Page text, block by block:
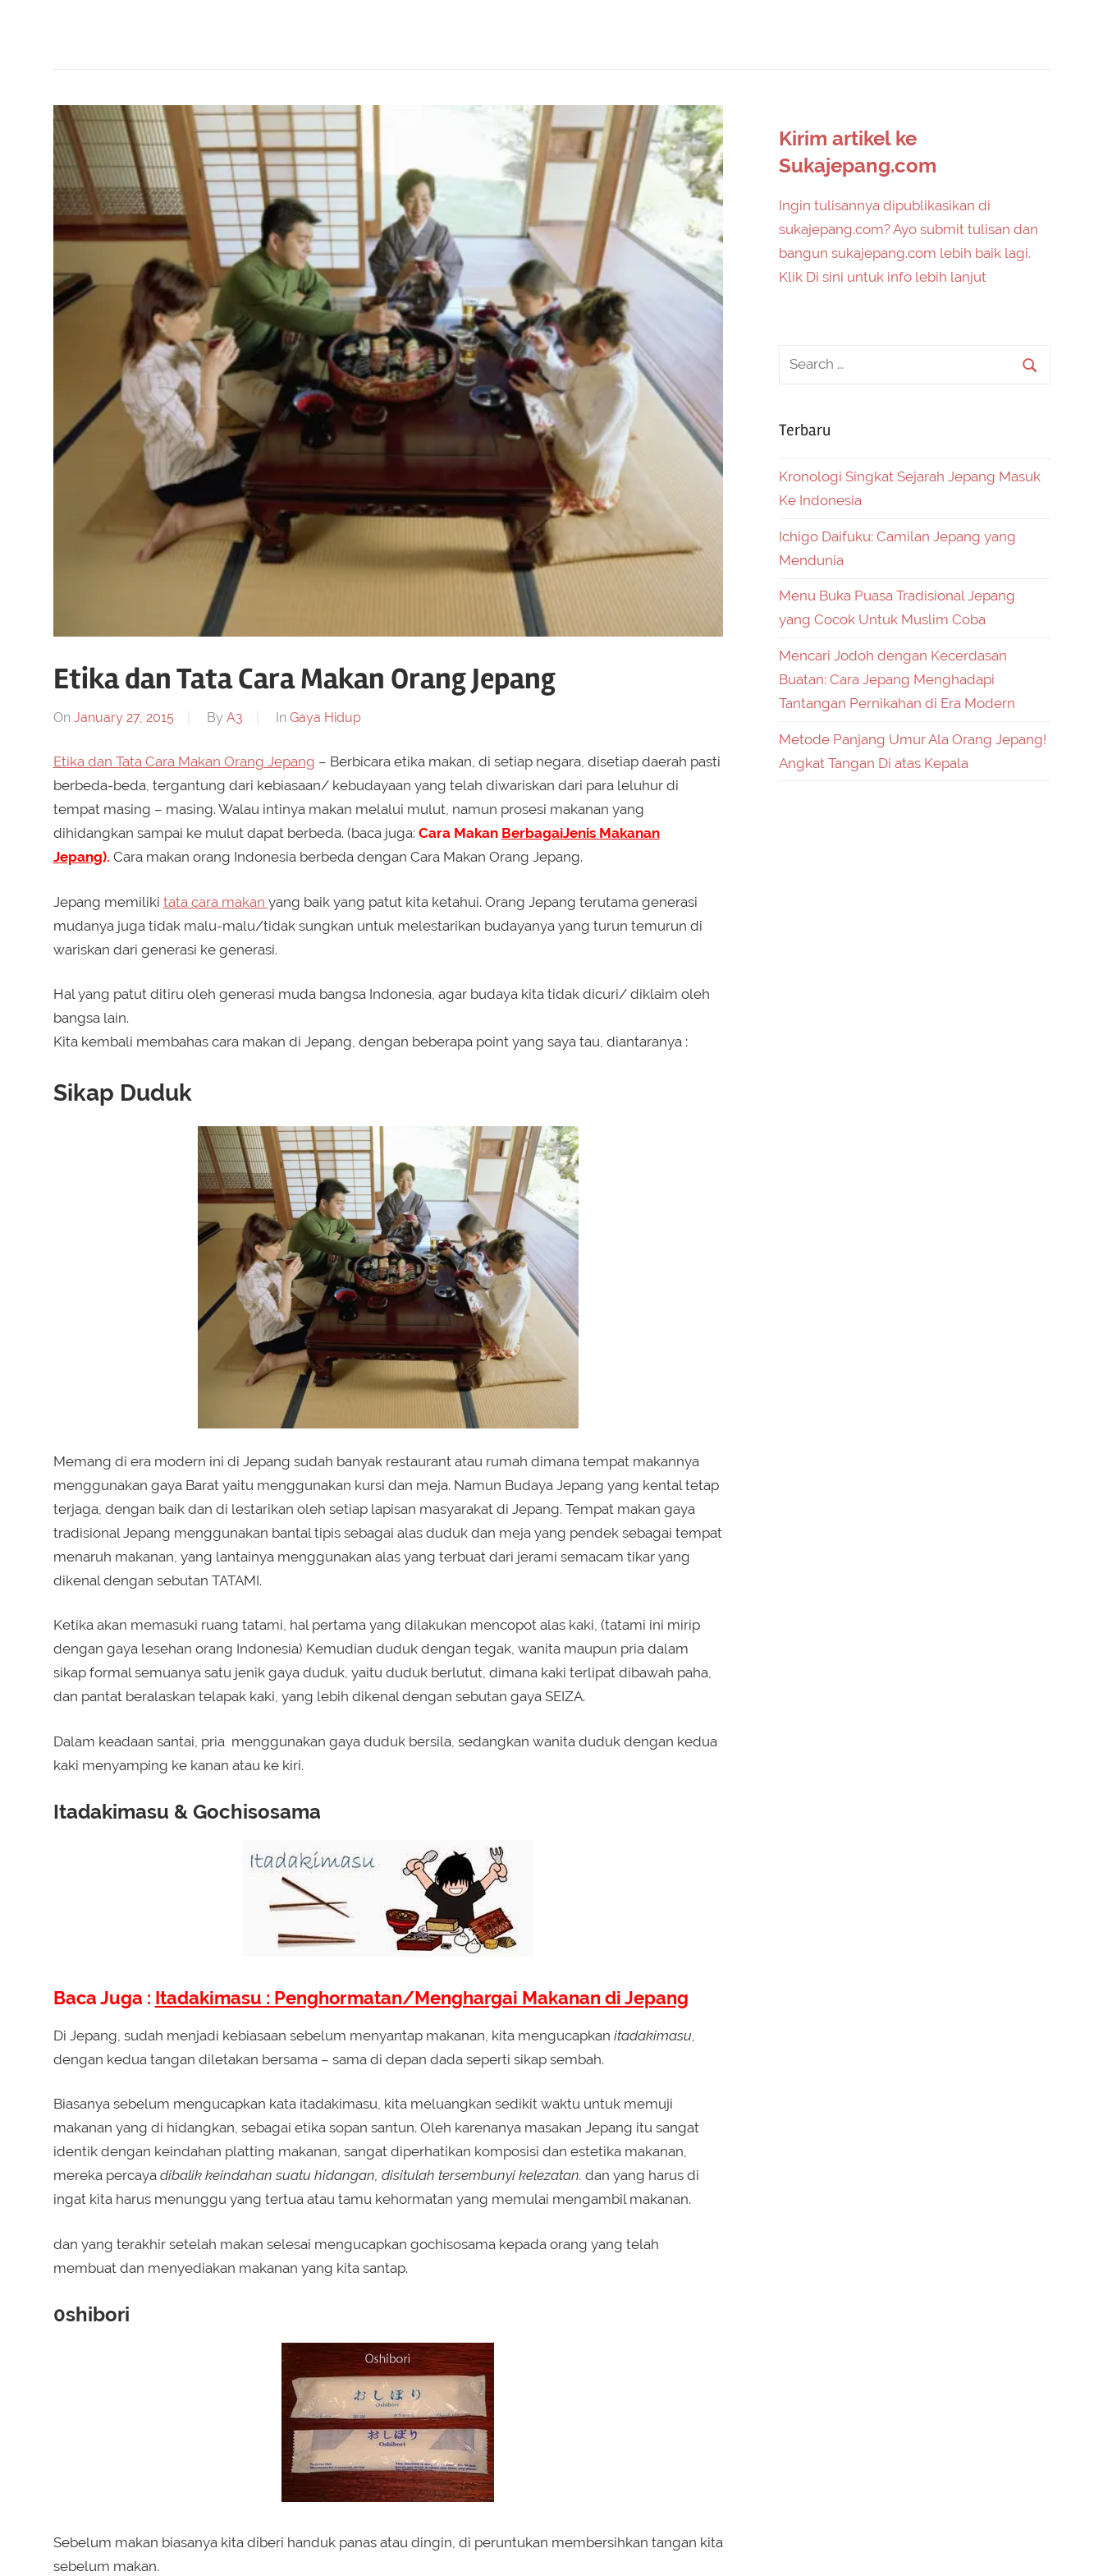
lainnya
seputar
Jepang
Etika dan Tata Cara Makan Orang Jepang
On January 27, 2015 By A3 In Gaya Hidup
Etika dan Tata Cara Makan Orang Jepang – Berbicara etika makan, di setiap negara, disetiap daerah pasti
berbeda-beda, tergantung dari kebiasaan/ kebudayaan yang telah diwariskan dari para leluhur di
tempat masing – masing. Walau intinya makan melalui mulut, namun prosesi makanan yang
dihidangkan sampai ke mulut dapat berbeda. (baca juga: Cara Makan BerbagaiJenis Makanan
Jepang). Cara makan orang Indonesia berbeda dengan Cara Makan Orang Jepang.
Jepang memiliki tata cara makan yang baik yang patut kita ketahui. Orang Jepang terutama generasi
mudanya juga tidak malu-malu/tidak sungkan untuk melestarikan budayanya yang turun temurun di
wariskan dari generasi ke generasi.
Hal yang patut ditiru oleh generasi muda bangsa Indonesia, agar budaya kita tidak dicuri/ diklaim oleh
bangsa lain.
Kita kembali membahas cara makan di Jepang, dengan beberapa point yang saya tau, diantaranya :
Sikap Duduk
Memang di era modern ini di Jepang sudah banyak restaurant atau rumah dimana tempat makannya
menggunakan gaya Barat yaitu menggunakan kursi dan meja. Namun Budaya Jepang yang kental tetap
terjaga, dengan baik dan di lestarikan oleh setiap lapisan masyarakat di Jepang. Tempat makan gaya
tradisional Jepang menggunakan bantal tipis sebagai alas duduk dan meja yang pendek sebagai tempat
menaruh makanan, yang lantainya menggunakan alas yang terbuat dari jerami semacam tikar yang
dikenal dengan sebutan TATAMI.
Ketika akan memasuki ruang tatami, hal pertama yang dilakukan mencopot alas kaki, (tatami ini mirip
dengan gaya lesehan orang Indonesia) Kemudian duduk dengan tegak, wanita maupun pria dalam
sikap formal semuanya satu jenik gaya duduk, yaitu duduk berlutut, dimana kaki terlipat dibawah paha,
dan pantat beralaskan telapak kaki, yang lebih dikenal dengan sebutan gaya SEIZA.
Dalam keadaan santai, pria menggunakan gaya duduk bersila, sedangkan wanita duduk dengan kedua
kaki menyamping ke kanan atau ke kiri.
Itadakimasu & Gochisosama
Baca Juga : Itadakimasu : Penghormatan/Menghargai Makanan di Jepang
Di Jepang, sudah menjadi kebiasaan sebelum menyantap makanan, kita mengucapkan itadakimasu
dengan kedua tangan diletakan bersama – sama di depan dada seperti sikap sembah.
Biasanya sebelum mengucapkan kata itadakimasu, kita meluangkan sedikit waktu untuk memuji
makanan yang di hidangkan, sebagai etika sopan santun. Oleh karenanya masakan Jepang itu sangat
identik dengan keindahan platting makanan, sangat diperhatikan komposisi dan estetika makanan,
mereka percaya dibalik keindahan suatu hidangan, disitulah tersembunyi kelezatan. dan yang harus di
ingat kita harus menunggu yang tertua atau tamu kehormatan yang memulai mengambil makanan.
dan yang terakhir setelah makan selesai mengucapkan gochisosama kepada orang yang telah
membuat dan menyediakan makanan yang kita santap.
0shibori
Sebelum makan biasanya kita diberi handuk panas atau dingin, di peruntukan membersihkan tangan kita
sebelum makan.
Kirim artikel ke
Sukajepang.com
Ingin tulisannya dipublikasikan di
sukajepang.com? Ayo submit tulisan dan
bangun sukajepang.com lebih baik lagi.
Klik Di sini untuk info lebih lanjut
Terbaru
Kronologi Singkat Sejarah Jepang Masuk
Ke Indonesia
Ichigo Daifuku: Camilan Jepang yang
Mendunia
Menu Buka Puasa Tradisional Jepang
yang Cocok Untuk Muslim Coba
Mencari Jodoh dengan Kecerdasan
Buatan: Cara Jepang Menghadapi
Tantangan Pernikahan di Era Modern
Metode Panjang Umur Ala Orang Jepang!
Angkat Tangan Di atas Kepala